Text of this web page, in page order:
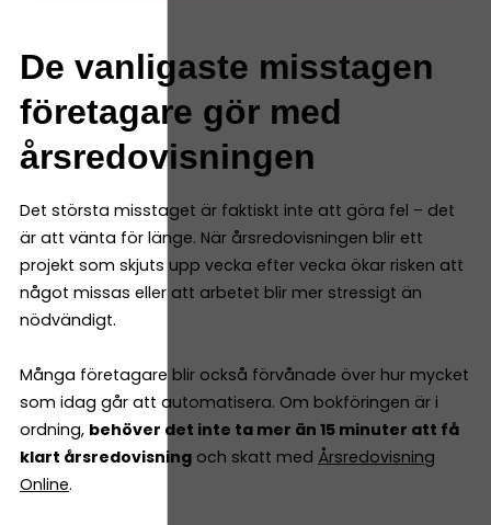
De vanligaste misstagen
företagare gör med
årsredovisningen
Det största misstaget är faktiskt inte att göra fel – det
är att vänta för länge. När årsredovisningen blir ett
projekt som skjuts upp vecka efter vecka ökar risken att
något missas eller att arbetet blir mer stressigt än
nödvändigt.
Många företagare blir också förvånade över hur mycket
som idag går att automatisera. Om bokföringen är i
ordning, behöver det inte ta mer än 15 minuter att få
klart årsredovisning och skatt med Årsredovisning
Online.